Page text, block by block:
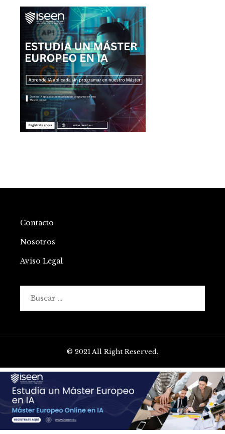
Contacto
Nosotros
Aviso Legal
© 2021 All Right Reserved.